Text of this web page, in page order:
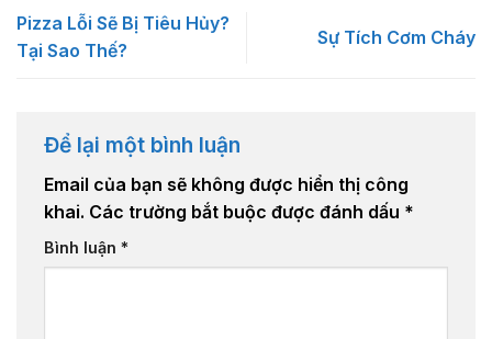
Pizza Lỗi Sẽ Bị Tiêu Hủy?
Tại Sao Thế?
Sự Tích Cơm Cháy
Để lại một bình luận
Email của bạn sẽ không được hiển thị công
khai. Các trường bắt buộc được đánh dấu *
Bình luận *